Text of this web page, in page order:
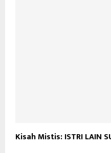
Kisah Mistis: ISTRI LAIN